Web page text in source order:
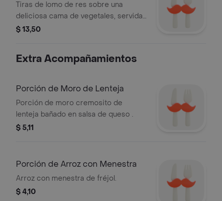
Tiras de lomo de res sobre una
deliciosa cama de vegetales, servida
con sour cream, guacamole y salsa
$ 13,50
Extra Acompañamientos
Porción de Moro de Lenteja
Porción de moro cremosito de
lenteja bañado en salsa de queso .
$ 5,11
Porción de Arroz con Menestra
Arroz con menestra de fréjol.
$ 4,10